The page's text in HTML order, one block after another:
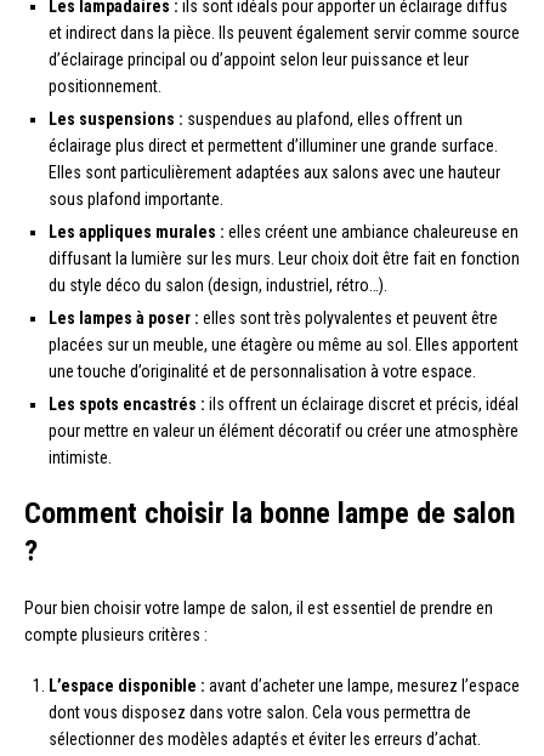
Les lampadaires : ils sont idéals pour apporter un éclairage diffus
et indirect dans la pièce. Ils peuvent également servir comme source
d’éclairage principal ou d’appoint selon leur puissance et leur
positionnement.
Les suspensions : suspendues au plafond, elles offrent un
éclairage plus direct et permettent d’illuminer une grande surface.
Elles sont particulièrement adaptées aux salons avec une hauteur
sous plafond importante.
Les appliques murales : elles créent une ambiance chaleureuse en
diffusant la lumière sur les murs. Leur choix doit être fait en fonction
du style déco du salon (design, industriel, rétro…).
Les lampes à poser : elles sont très polyvalentes et peuvent être
placées sur un meuble, une étagère ou même au sol. Elles apportent
une touche d’originalité et de personnalisation à votre espace.
Les spots encastrés : ils offrent un éclairage discret et précis, idéal
pour mettre en valeur un élément décoratif ou créer une atmosphère
intimiste.
Comment choisir la bonne lampe de salon
?
Pour bien choisir votre lampe de salon, il est essentiel de prendre en
compte plusieurs critères :
L’espace disponible : avant d’acheter une lampe, mesurez l’espace
dont vous disposez dans votre salon. Cela vous permettra de
sélectionner des modèles adaptés et éviter les erreurs d’achat.